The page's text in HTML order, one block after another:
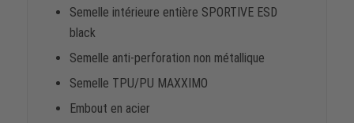
Semelle intérieure entière SPORTIVE ESD
black
Semelle anti-perforation non métallique
Semelle TPU/PU MAXXIMO
Embout en acier